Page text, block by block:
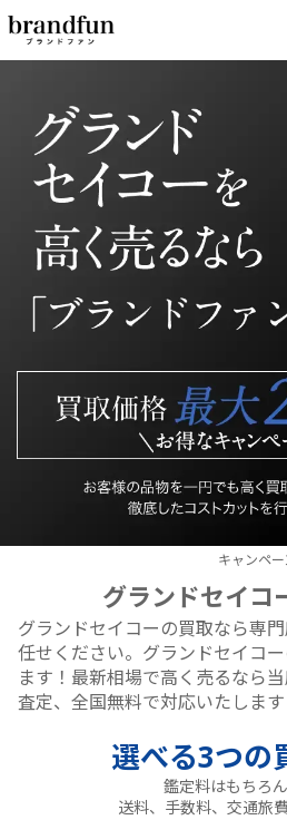
キャンペ
グランドセイコ
グランドセイコーの買取なら専
任せください。グランドセイコ
ます！最新相場で高く売るなら
査定、全国無料で対応いたします
選べる3つの
鑑定料はもちろ
送料、手数料、交通旅